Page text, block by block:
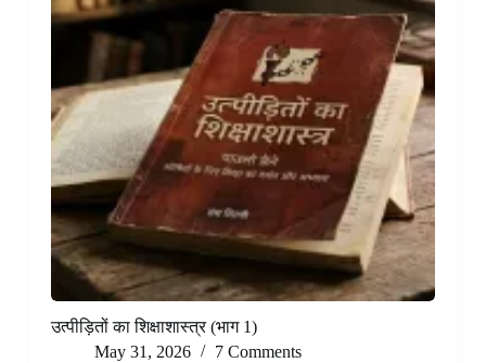
उत्पीड़ितों का शिक्षाशास्त्र (भाग 1)
May 31, 2026
7 Comments